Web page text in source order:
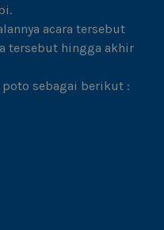
acara tersebut
tersebut hingga akhir
sebagai berikut :